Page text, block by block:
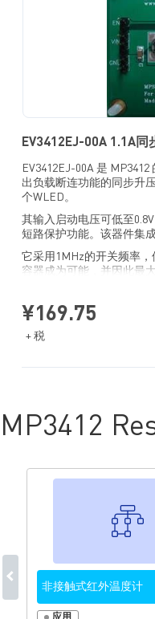
EV3412EJ-00A 1.1A
EV3412EJ-00A 是
出负载断连功能的同步升
个WLED。
其输入启动电压可低至
短路保护功能。该器件集
它采用1MHz的开关频率
容器成为可能，并因此最
该器件还具有低于1µA的
输出在关断时完全放电。
¥169.75
+ 税
MP3412
非接触式红外温度计